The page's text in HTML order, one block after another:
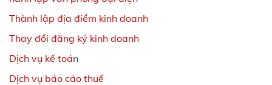
Thành lập địa điểm kinh doanh
Thay đổi đăng ký kinh doanh
Dịch vụ kế toán
Dịch vụ báo cáo thuế